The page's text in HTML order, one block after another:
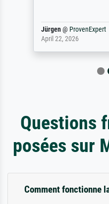
Jürgen@ ProvenExpert
April 22, 2026
Questions
posées sur
Comment fonctionne